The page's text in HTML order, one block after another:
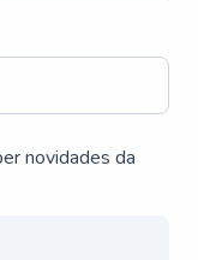
novidades da